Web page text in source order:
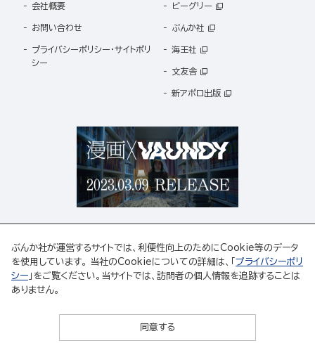
会社概要
お問い合わせ
プライバシーポリシー・サイトポリ
シー
ビーグリー
ぶんか社
海王社
文友舎
新アポロ出版
ABJマークは、この電子書店・電子書籍配信サービスが、著作権者からコンテンツ使用許諾を
得た正規版配信サービスであることを示す登録商標(登録番号 第6091713号)です。
https://aebs.or.jp/
ぶんか社が運営するサイトでは、利便性向上のためにCookie等のデータ
を使用しています。 当社のCookieについての詳細は、「 プライバシーポリ
シー 」をご覧ください。当サイトでは、訪問者の個人情報を追跡することは
ありません。
同意する